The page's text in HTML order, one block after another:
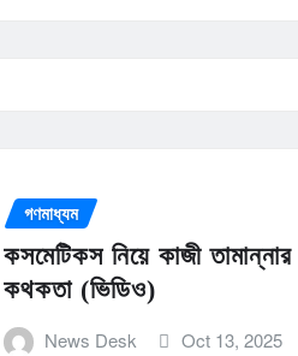
গণমাধ্যম
কসমেটিকস নিয়ে কাজী তামান্নার
কথকতা (ভিডিও)
News Desk Oct 13, 2025